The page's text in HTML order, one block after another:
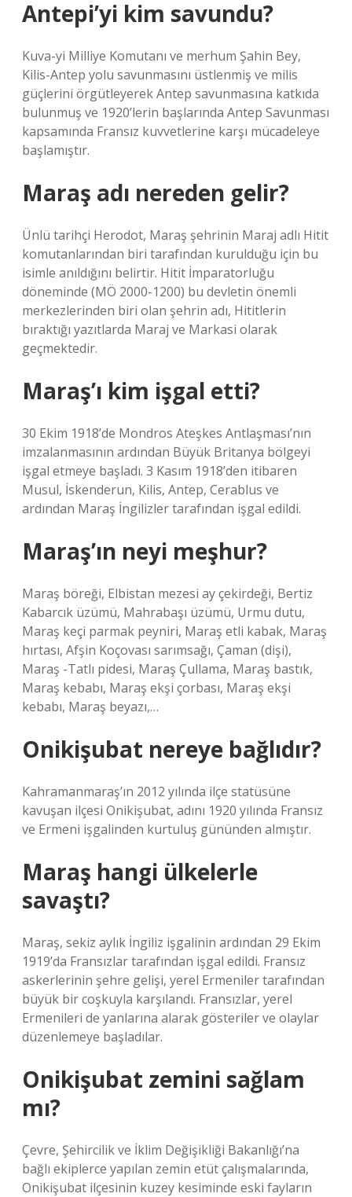
Antepi’yi kim savundu?
Kuva-yi Milliye Komutanı ve merhum Şahin Bey,
Kilis-Antep yolu savunmasını üstlenmiş ve milis
güçlerini örgütleyerek Antep savunmasına katkıda
bulunmuş ve 1920’lerin başlarında Antep Savunması
kapsamında Fransız kuvvetlerine karşı mücadeleye
başlamıştır.
Maraş adı nereden gelir?
Ünlü tarihçi Herodot, Maraş şehrinin Maraj adlı Hitit
komutanlarından biri tarafından kurulduğu için bu
isimle anıldığını belirtir. Hitit İmparatorluğu
döneminde (MÖ 2000-1200) bu devletin önemli
merkezlerinden biri olan şehrin adı, Hititlerin
bıraktığı yazıtlarda Maraj ve Markasi olarak
geçmektedir.
Maraş’ı kim işgal etti?
30 Ekim 1918’de Mondros Ateşkes Antlaşması’nın
imzalanmasının ardından Büyük Britanya bölgeyi
işgal etmeye başladı. 3 Kasım 1918’den itibaren
Musul, İskenderun, Kilis, Antep, Cerablus ve
ardından Maraş İngilizler tarafından işgal edildi.
Maraş’ın neyi meşhur?
Maraş böreği, Elbistan mezesi ay çekirdeği, Bertiz
Kabarcık üzümü, Mahrabaşı üzümü, Urmu dutu,
Maraş keçi parmak peyniri, Maraş etli kabak, Maraş
hırtası, Afşin Koçovası sarımsağı, Çaman (dişi),
Maraş -Tatlı pidesi, Maraş Çullama, Maraş bastık,
Maraş kebabı, Maraş ekşi çorbası, Maraş ekşi
kebabı, Maraş beyazı,…
Onikişubat nereye bağlıdır?
Kahramanmaraş’ın 2012 yılında ilçe statüsüne
kavuşan ilçesi Onikişubat, adını 1920 yılında Fransız
ve Ermeni işgalinden kurtuluş gününden almıştır.
Maraş hangi ülkelerle
savaştı?
Maraş, sekiz aylık İngiliz işgalinin ardından 29 Ekim
1919’da Fransızlar tarafından işgal edildi. Fransız
askerlerinin şehre gelişi, yerel Ermeniler tarafından
büyük bir coşkuyla karşılandı. Fransızlar, yerel
Ermenileri de yanlarına alarak gösteriler ve olaylar
düzenlemeye başladılar.
Onikişubat zemini sağlam
mı?
Çevre, Şehircilik ve İklim Değişikliği Bakanlığı’na
bağlı ekiplerce yapılan zemin etüt çalışmalarında,
Onikişubat ilçesinin kuzey kesiminde eski fayların